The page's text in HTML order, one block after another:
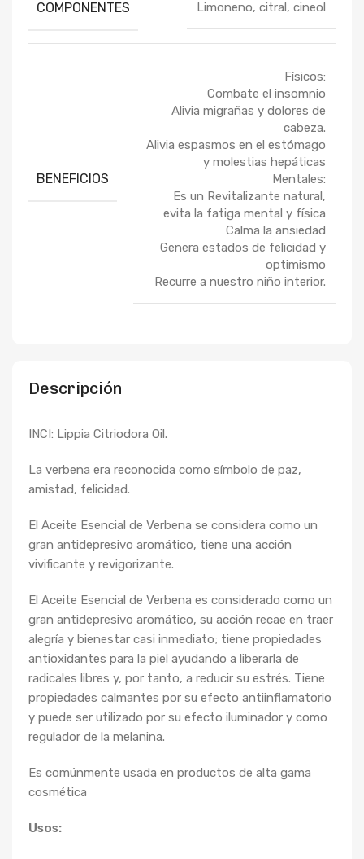
Descripción
INCI: Lippia Citriodora Oil.
La verbena era reconocida como símbolo de paz,
amistad, felicidad.
El Aceite Esencial de Verbena se considera como un
gran antidepresivo aromático, tiene una acción
vivificante y revigorizante.
El Aceite Esencial de Verbena es considerado como un
gran antidepresivo aromático, su acción recae en traer
alegría y bienestar casi inmediato; tiene propiedades
antioxidantes para la piel ayudando a liberarla de
radicales libres y, por tanto, a reducir su estrés. Tiene
propiedades calmantes por su efecto antiinflamatorio
y puede ser utilizado por su efecto iluminador y como
regulador de la melanina.
Es comúnmente usada en productos de alta gama
cosmética
Usos:
COMPONENTES Limoneno, citral, cineol
BENEFICIOS
Físicos:
Combate el insomnio
Alivia migrañas y dolores de
cabeza.
Alivia espasmos en el estómago
y molestias hepáticas
Mentales:
Es un Revitalizante natural,
evita la fatiga mental y física
Calma la ansiedad
Genera estados de felicidad y
optimismo
Recurre a nuestro niño interior.